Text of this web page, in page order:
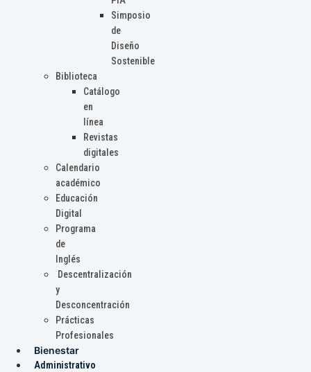
Simposio
de
Diseño
Sostenible
Biblioteca
Catálogo
en
línea
Revistas
digitales
Calendario
académico
Educación
Digital
Programa
de
Inglés
Descentralización
y
Desconcentración
Prácticas
Profesionales
Bienestar
Administrativo